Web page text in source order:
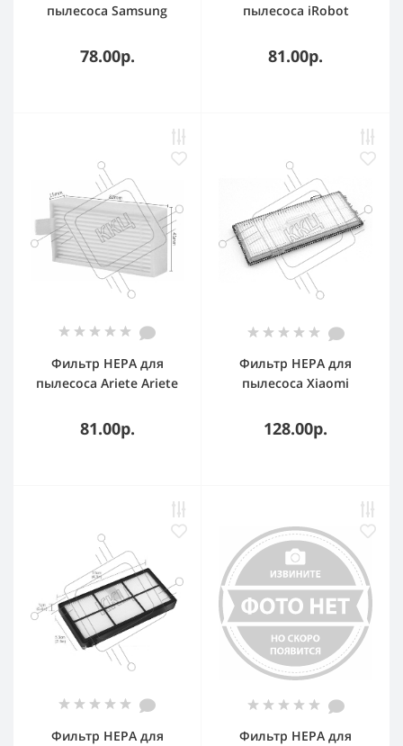
пылесоса Samsung
SC45
78.00р.
пылесоса iRobot
81.00р.
Фильтр HEPA для
пылесоса Ariete Ariete
2717
81.00р.
Фильтр HEPA для
пылесоса Xiaomi
S7MAX S70
128.00р.
Фильтр HEPA для
Фильтр HEPA для